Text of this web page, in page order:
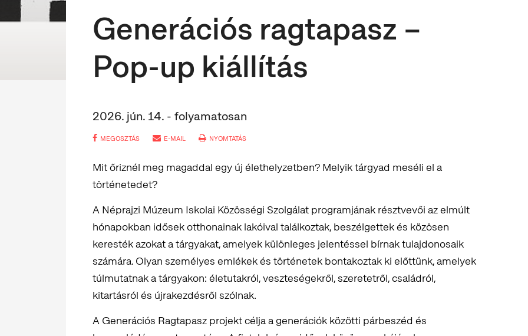
Generációs ragtapasz –
Pop-up kiállítás
2026. jún. 14. - folyamatosan
MEGOSZTÁS E-MAIL NYOMTATÁS
Mit őriznél meg magaddal egy új élethelyzetben? Melyik tárgyad meséli el a
történetedet?
A Néprajzi Múzeum Iskolai Közösségi Szolgálat programjának résztvevői az elmúlt
hónapokban idősek otthonainak lakóival találkoztak, beszélgettek és közösen
keresték azokat a tárgyakat, amelyek különleges jelentéssel bírnak tulajdonosaik
számára. Olyan személyes emlékek és történetek bontakoztak ki előttünk, amelyek
túlmutatnak a tárgyakon: életutakról, veszteségekről, szeretetről, családról,
kitartásról és újrakezdésről szólnak.
A Generációs Ragtapasz projekt célja a generációk közötti párbeszéd és